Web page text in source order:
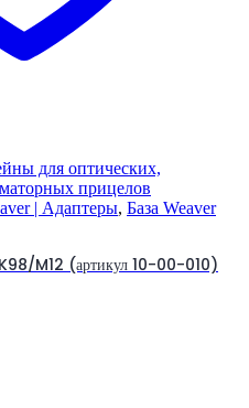
для оптических,
прицелов
| Адаптеры, База Weaver
M12 (артикул 10-00-010)